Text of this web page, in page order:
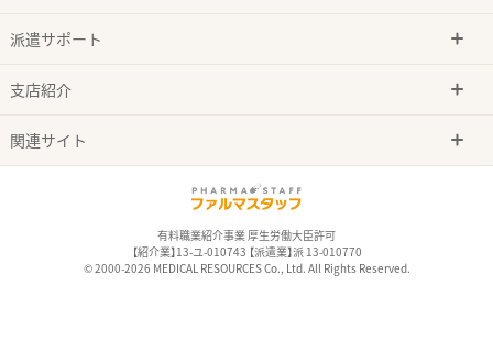
派遣サポート
支店紹介
関連サイト
有料職業紹介事業 厚生労働大臣許可
【紹介業】13-ユ-010743 【派遣業】派 13-010770
© 2000-2026 MEDICAL RESOURCES Co., Ltd. All Rights Reserved.